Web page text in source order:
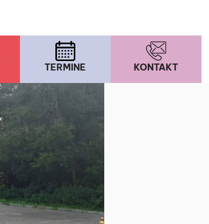
TERMINE KONTAKT